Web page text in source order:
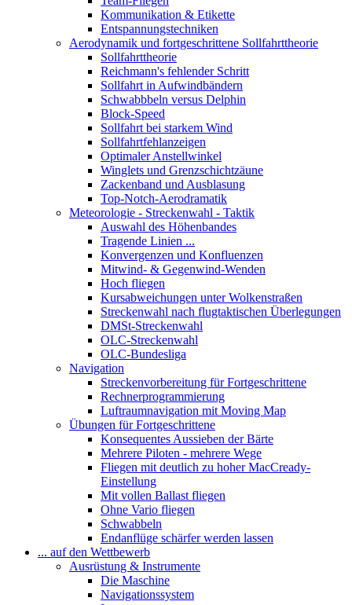
Kommunikation & Etikette
Entspannungstechniken
Aerodynamik und fortgeschrittene Sollfahrttheorie
Sollfahrttheorie
Reichmann's fehlender Schritt
Sollfahrt in Aufwindbändern
Schwabbbeln versus Delphin
Block-Speed
Sollfahrt bei starkem Wind
Sollfahrtfehlanzeigen
Optimaler Anstellwinkel
Winglets und Grenzschichtzäune
Zackenband und Ausblasung
Top-Notch-Aerodramatik
Meteorologie - Streckenwahl - Taktik
Auswahl des Höhenbandes
Tragende Linien ...
Konvergenzen und Konfluenzen
Mitwind- & Gegenwind-Wenden
Hoch fliegen
Kursabweichungen unter Wolkenstraßen
Streckenwahl nach flugtaktischen Überlegungen
DMSt-Streckenwahl
OLC-Streckenwahl
OLC-Bundesliga
Navigation
Streckenvorbereitung für Fortgeschrittene
Rechnerprogrammierung
Luftraumnavigation mit Moving Map
Übungen für Fortgeschrittene
Konsequentes Aussieben der Bärte
Mehrere Piloten - mehrere Wege
Fliegen mit deutlich zu hoher MacCready-
Einstellung
Mit vollen Ballast fliegen
Ohne Vario fliegen
Schwabbeln
Endanflüge schärfer werden lassen
... auf den Wettbewerb
Ausrüstung & Instrumente
Die Maschine
Navigationssystem